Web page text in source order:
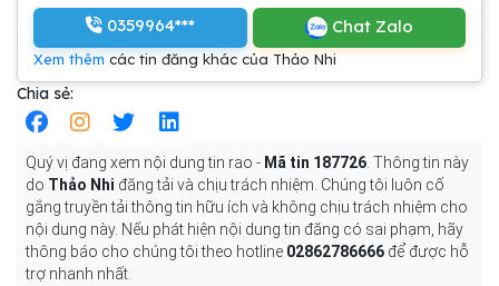
0359964*** Chat Zalo
Xem thêm các tin đăng khác của Thảo Nhi
Chia sẻ:
Quý vị đang xem nội dung tin rao - Mã tin 187726 . Thông tin này
do Thảo Nhi đăng tải và chịu trách nhiệm. Chúng tôi luôn cố
gắng truyền tải thông tin hữu ích và không chịu trách nhiệm cho
nội dung này. Nếu phát hiện nội dung tin đăng có sai phạm, hãy
thông báo cho chúng tôi theo hotline 02862786666 để được hỗ
trợ nhanh nhất.